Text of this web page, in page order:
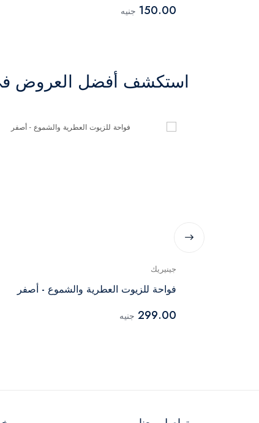
150.00 جنيه
استكشف أفضل العروض
جينيريك
فواحة للزيوت العطرية والشموع - أصفر
299.00 جنيه